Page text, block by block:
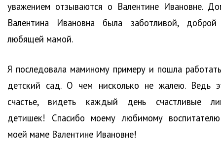
уважением отзываются о Валентине Ивановне.
Валентина Ивановна была заботливой,
любящей мамой.
Я последовала маминому примеру и пошла
детский сад. О чем нисколько не жалею. Ведь
счастье, видеть каждый день счастливые
детишек! Спасибо моему любимому
моей маме Валентине Ивановне!